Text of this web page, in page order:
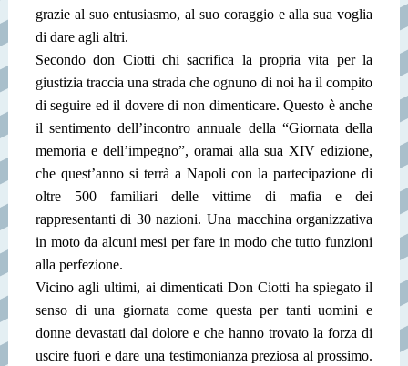
grazie al suo entusiasmo, al suo coraggio e alla sua voglia
di dare agli altri.
Secondo don Ciotti chi sacrifica la propria vita per la
giustizia traccia una strada che ognuno di noi ha il compito
di seguire ed il dovere di non dimenticare. Questo è anche
il sentimento dell’incontro annuale della “Giornata della
memoria e dell’impegno”, oramai alla sua XIV edizione,
che quest’anno si terrà a Napoli con la partecipazione di
oltre 500 familiari delle vittime di mafia e dei
rappresentanti di 30 nazioni. Una macchina organizzativa
in moto da alcuni mesi per fare in modo che tutto funzioni
alla perfezione.
Vicino agli ultimi, ai dimenticati Don Ciotti ha spiegato il
senso di una giornata come questa per tanti uomini e
donne devastati dal dolore e che hanno trovato la forza di
uscire fuori e dare una testimonianza preziosa al prossimo.